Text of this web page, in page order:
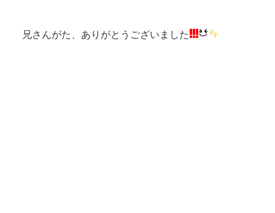
兄さんがた、ありがとうございました